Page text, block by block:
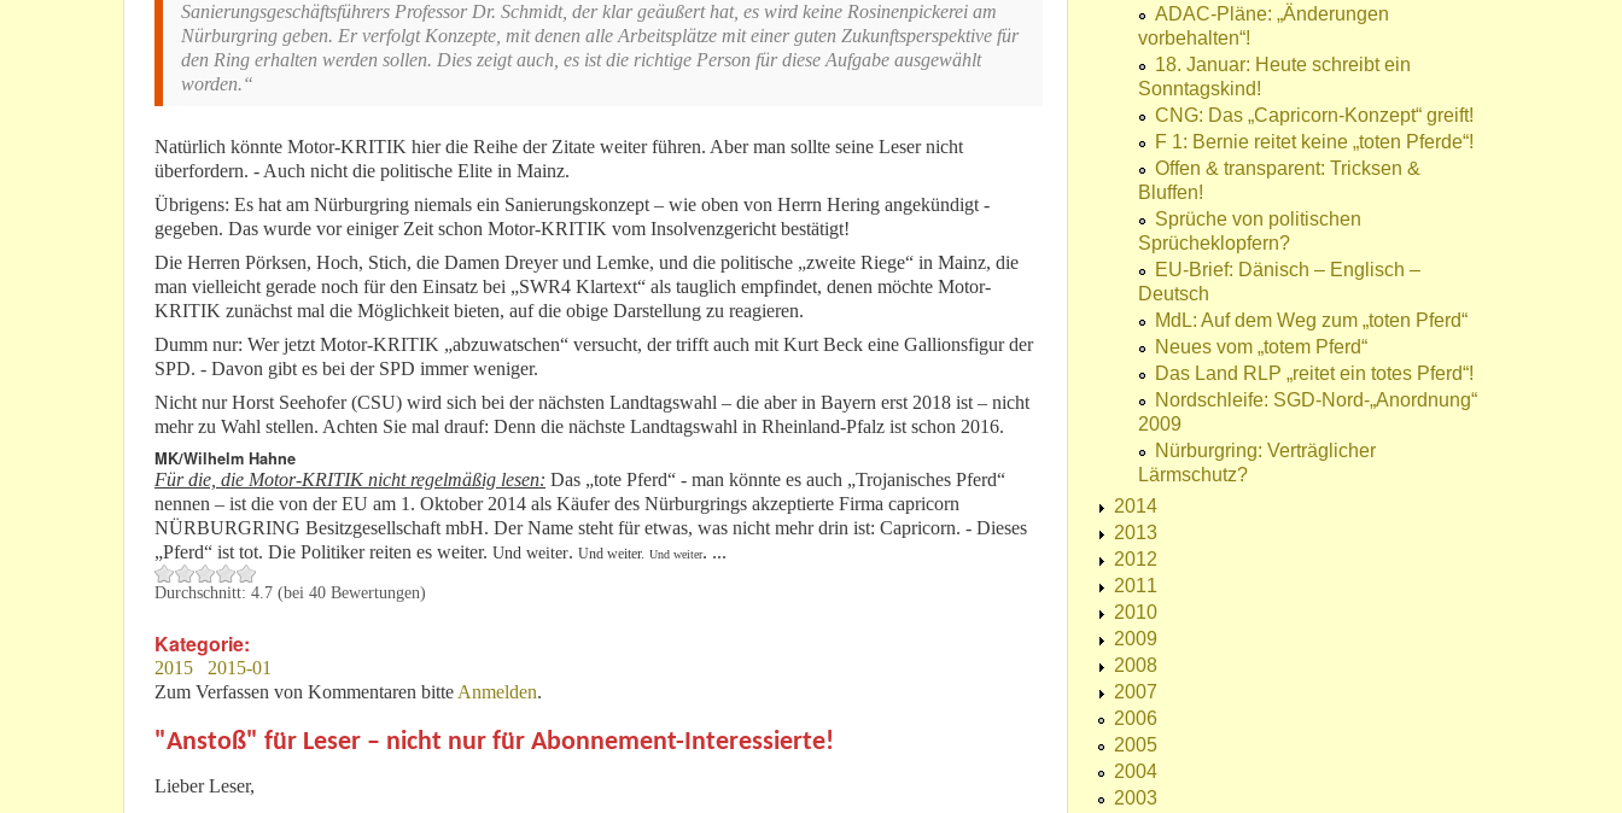
Sanierungsgeschäftsführers Professor Dr. Schmidt, der klar geäußert hat, es wird keine Rosinenpickerei am
Nürburgring geben. Er verfolgt Konzepte, mit denen alle Arbeitsplätze mit einer guten Zukunftsperspektive für
den Ring erhalten werden sollen. Dies zeigt auch, es ist die richtige Person für diese Aufgabe ausgewählt
worden.“
Natürlich könnte Motor-KRITIK hier die Reihe der Zitate weiter führen. Aber man sollte seine Leser nicht
überfordern. - Auch nicht die politische Elite in Mainz.
Übrigens: Es hat am Nürburgring niemals ein Sanierungskonzept – wie oben von Herrn Hering angekündigt -
gegeben. Das wurde vor einiger Zeit schon Motor-KRITIK vom Insolvenzgericht bestätigt!
Die Herren Pörksen, Hoch, Stich, die Damen Dreyer und Lemke, und die politische „zweite Riege“ in Mainz, die
man vielleicht gerade noch für den Einsatz bei „SWR4 Klartext“ als tauglich empfindet, denen möchte Motor-
KRITIK zunächst mal die Möglichkeit bieten, auf die obige Darstellung zu reagieren.
Dumm nur: Wer jetzt Motor-KRITIK „abzuwatschen“ versucht, der trifft auch mit Kurt Beck eine Gallionsfigur der
SPD. - Davon gibt es bei der SPD immer weniger.
Nicht nur Horst Seehofer (CSU) wird sich bei der nächsten Landtagswahl – die aber in Bayern erst 2018 ist – nicht
mehr zu Wahl stellen. Achten Sie mal drauf: Denn die nächste Landtagswahl in Rheinland-Pfalz ist schon 2016.
MK/Wilhelm Hahne
Für die, die Motor-KRITIK nicht regelmäßig lesen: Das „tote Pferd“ - man könnte es auch „Trojanisches Pferd“
nennen – ist die von der EU am 1. Oktober 2014 als Käufer des Nürburgrings akzeptierte Firma capricorn
NÜRBURGRING Besitzgesellschaft mbH. Der Name steht für etwas, was nicht mehr drin ist: Capricorn. - Dieses
„Pferd“ ist tot. Die Politiker reiten es weiter. Und weiter. Und weiter. Und weiter. ...
Durchschnitt: 4.7 (bei 40 Bewertungen)
Kategorie:
2015
2015-01
Zum Verfassen von Kommentaren bitte Anmelden.
"Anstoß" für Leser – nicht nur für Abonnement-Interessierte!
Lieber Leser,
ADAC-Pläne: „Änderungen
vorbehalten“!
18. Januar: Heute schreibt ein
Sonntagskind!
CNG: Das „Capricorn-Konzept“ greift!
F 1: Bernie reitet keine „toten Pferde“!
Offen & transparent: Tricksen &
Bluffen!
Sprüche von politischen
Sprücheklopfern?
EU-Brief: Dänisch – Englisch –
Deutsch
MdL: Auf dem Weg zum „toten Pferd“
Neues vom „totem Pferd“
Das Land RLP „reitet ein totes Pferd“!
Nordschleife: SGD-Nord-„Anordnung“
2009
Nürburgring: Verträglicher
Lärmschutz?
2014
2013
2012
2011
2010
2009
2008
2007
2006
2005
2004
2003